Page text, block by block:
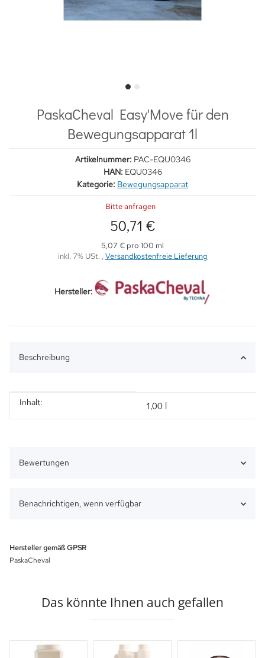
PaskaCheval Easy'Move für den
Bewegungsapparat 1l
Artikelnummer: PAC-EQU0346
HAN: EQU0346
Kategorie: Bewegungsapparat
Bitte anfragen
50,71 €
5,07 € pro 100 ml
inkl. 7% USt. ,Versandkostenfreie Lieferung
Hersteller:
Beschreibung
Produkteigenschaft
Wert
Inhalt: 1,00 l
Bewertungen
Benachrichtigen, wenn verfügbar
Hersteller gemäß GPSR
PaskaCheval
Das könnte Ihnen auch gefallen